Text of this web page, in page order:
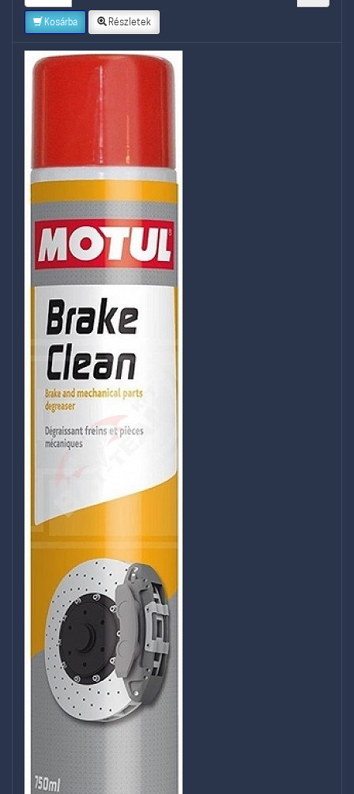
Kosárba Részletek